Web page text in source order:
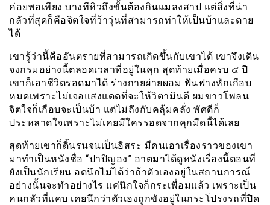
ค่อยพอเพียง บางทีหิวถึงขั้นต้องกินแมลงสาป แต่สิ่งที่น่า
กลัวที่สุดก็คือจิตใจที่ว้าวุ่นที่สามารถทำให้เป็นบ้าและตาย
ได้
เขารู้ว่านี้คืออันตรายที่สามารถเกิดขึ้นกับเขาได้ เขาจึงเดิน
จงกรมอย่างนี้ตลอดเวลาที่อยู่ในคุก สุดท้ายเมื่อครบ ๕ ปี
เขาก็เอาชีวิตรอดมาได้ ร่างกายผ่ายผอม ฟันฟางหักเกือบ
หมดเพราะไม่เจอแสงแดดที่จะให้วิตามินดี ผมขาวโพลน
จิตใจก็เกือบจะเป็นบ้า แต่ไม่ถึงกับคลุ้มคลั่ง พัศดีก็
ประหลาดใจเพราะไม่เคยมีใครรอดจากคุกมืดนี้ได้เลย
สุดท้ายเขาก็ดิ้นรนจนเป็นอิสระ มีคนเอาเรื่องราวของเขา
มาทำเป็นหนังชื่อ “ปาปิญอง” อาตมาได้ดูหนังเรื่องนี้ตอนที่
ยังเป็นนักเรียน อดนึกไม่ได้ว่าถ้าตัวเองอยู่ในสถานการณ์
อย่างนั้นจะทำอย่างไร แค่นึกใจก็กระเพื่อมแล้ว เพราะเป็น
คนกลัวที่แคบ เคยนึกว่าตัวเองถูกขังอยู่ในกระโปรงรถที่ปิด